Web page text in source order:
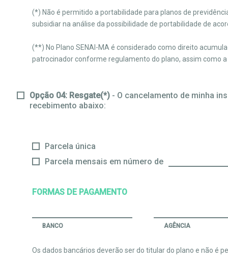
(*) Não é permitido a portabilidade para planos de
subsidiar na análise da possibilidade de portabilidade de
(**) No Plano SENAI-MA é considerado como direito
patrocinador conforme regulamento do plano, assim como
Opção 04: Resgate(*) - O cancelamento de minha
recebimento abaixo:
Parcela única
Parcela mensais em número de
FORMAS DE PAGAMENTO
BANCO AGÊNCIA
Os dados bancários deverão ser do titular do plano e não é